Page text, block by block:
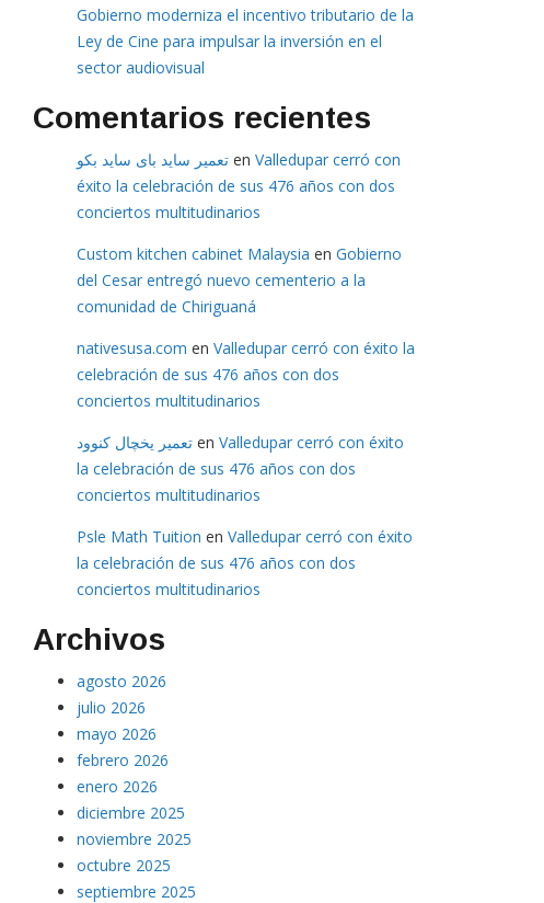
Gobierno moderniza el incentivo tributario de la
Ley de Cine para impulsar la inversión en el
sector audiovisual
Comentarios recientes
تعمیر ساید بای ساید بکو en Valledupar cerró con
éxito la celebración de sus 476 años con dos
conciertos multitudinarios
Custom kitchen cabinet Malaysia en Gobierno
del Cesar entregó nuevo cementerio a la
comunidad de Chiriguaná
nativesusa.com en Valledupar cerró con éxito la
celebración de sus 476 años con dos
conciertos multitudinarios
تعمیر یخچال کنوود en Valledupar cerró con éxito
la celebración de sus 476 años con dos
conciertos multitudinarios
Psle Math Tuition en Valledupar cerró con éxito
la celebración de sus 476 años con dos
conciertos multitudinarios
Archivos
agosto 2026
julio 2026
mayo 2026
febrero 2026
enero 2026
diciembre 2025
noviembre 2025
octubre 2025
septiembre 2025